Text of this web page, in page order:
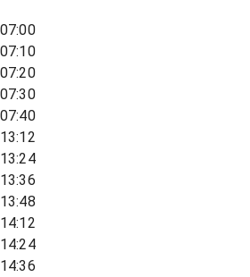
07:00
07:10
07:20
07:30
07:40
13:12
13:24
13:36
13:48
14:12
14:24
14:36